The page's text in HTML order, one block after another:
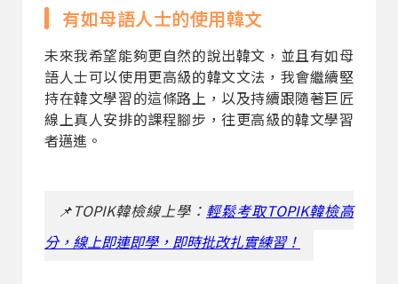
有如母語人士的使用韓文
未來我希望能夠更自然的說出韓文，並且有如母
語人士可以使用更高級的韓文文法，我會繼續堅
持在韓文學習的這條路上，以及持續跟隨著巨匠
線上真人安排的課程腳步，往更高級的韓文學習
者邁進。
📌TOPIK韓檢線上學： 輕鬆考取TOPIK韓檢高
分，線上即連即學，即時批改扎實練習！